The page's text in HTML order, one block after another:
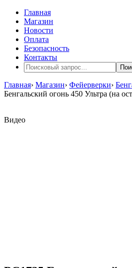
Главная
Магазин
Новости
Оплата
Безопасность
Контакты
Главная› Магазин› Фейерверки›
Бенгальский огонь 450 Ультра (на
Видео